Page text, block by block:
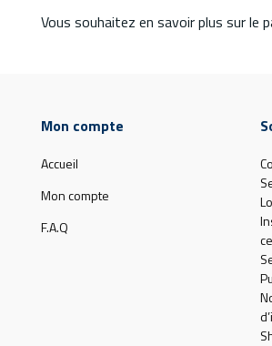
Vous souhaitez en savoir plus sur le
Mon compte
Accueil
Mon compte
F.A.Q